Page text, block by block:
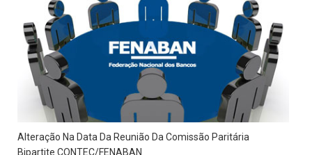
Alteração Na Data Da Reunião Da Comissão Paritária
Bipartite CONTEC/FENABAN